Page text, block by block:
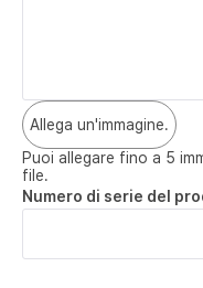
Allega un'immagine.
Puoi allegare fino a 5
file.
Numero di serie del